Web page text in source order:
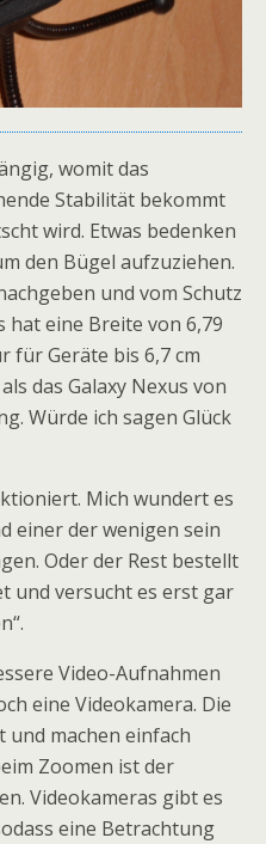
womit das
Stabilität bekommt
wird. Etwas bedenken
den Bügel aufzuziehen.
und vom Schutz
hat eine Breite von 6,79
für Geräte bis 6,7 cm
das Galaxy Nexus von
Würde ich sagen Glück
Mich wundert es
einer der wenigen sein
Oder der Rest bestellt
und versucht es erst gar
Video-Aufnahmen
eine Videokamera. Die
und machen einfach
Zoomen ist der
Videokameras gibt es
eine Betrachtung